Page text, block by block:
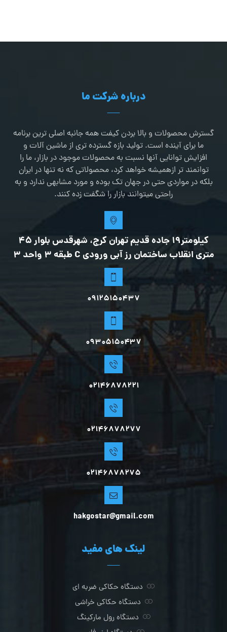
درباره شرکت ما
گسترش محصولات و بالا بردن کیفت همه جانبه اصلی ترین برنامه
ما برای آینده است. تولید بازه گسترده تری از ماشین آلات و
افزایش توانایی آنها نسبت به محصولات موجود در بازار، ما را
توانمند تر ازهمیشه خواهد کرد، محصولاتی که نه تنها در ایران
بلکه در مواردی حتی در جهان تک بوده و مورد مشابهی ندارد و به
راحتی میتوانند بازار را شگفت زده کنند.
کیلومتر19 جاده قدیم تهران کرج، شهرقدس بلوار 45
متری انقلاب ساختمان رز آبی ورودی C طبقه 3 واحد 3
09125150437
0۹۳۰۵۱۵۰۴۳۷
02146878221
02146878277
02146878275
hakgostar@gmail.com
لینک های مفید
دستگاه حکاکی ضربه ای
دستگاه حکاکی خراشی
دستگاه رول مارکینگ